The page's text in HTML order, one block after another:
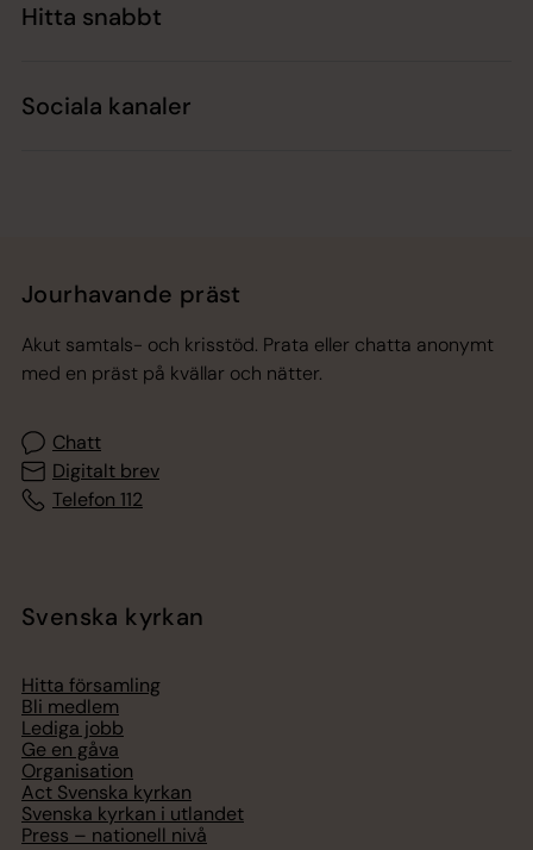
Hitta snabbt
Sociala kanaler
Jourhavande präst
Akut samtals- och krisstöd. Prata eller chatta anonymt
med en präst på kvällar och nätter.
Chatt
Digitalt brev
Telefon 112
Svenska kyrkan
Hitta församling
Bli medlem
Lediga jobb
Ge en gåva
Organisation
Act Svenska kyrkan
Svenska kyrkan i utlandet
Press – nationell nivå